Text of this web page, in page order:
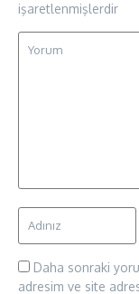
işaretlenmişlerdir
Daha sonraki
adresim ve site